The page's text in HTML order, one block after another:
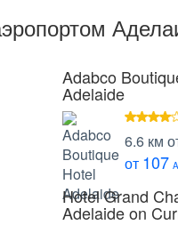
Adabco
Adelaide
4
звезды
6.6 км
от 107
Hotel Grand
Adelaide on